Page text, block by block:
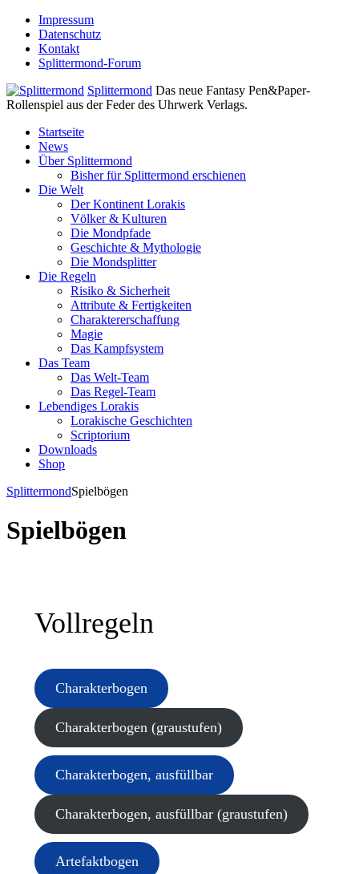
Impressum
Datenschutz
Kontakt
Splittermond-Forum
Splittermond Das neue Fantasy Pen&Paper-
Rollenspiel aus der Feder des Uhrwerk Verlags.
Startseite
News
Über Splittermond
Bisher für Splittermond erschienen
Die Welt
Der Kontinent Lorakis
Völker & Kulturen
Die Mondpfade
Geschichte & Mythologie
Die Mondsplitter
Die Regeln
Risiko & Sicherheit
Attribute & Fertigkeiten
Charaktererschaffung
Magie
Das Kampfsystem
Das Team
Das Welt-Team
Das Regel-Team
Lebendiges Lorakis
Lorakische Geschichten
Scriptorium
Downloads
Shop
SplittermondSpielbögen
Spielbögen
Vollregeln
Charakterbogen
Charakterbogen (graustufen)
Charakterbogen, ausfüllbar
Charakterbogen, ausfüllbar (graustufen)
Artefaktbogen